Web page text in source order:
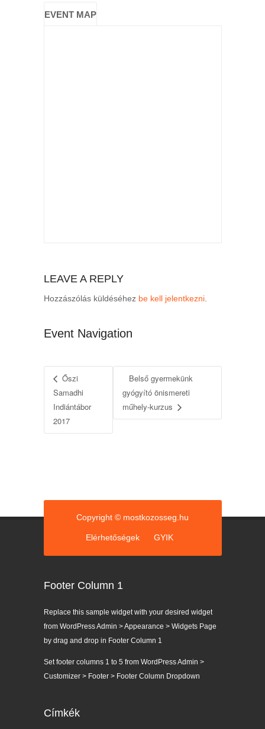
EVENT MAP
LEAVE A REPLY
Hozzászólás küldéséhez be kell jelentkezni.
Event Navigation
Őszi
Samadhi
Indiántábor
2017
Belső gyermekünk
gyógyító önismereti
műhely-kurzus
Copyright © mostkozosseg.hu
Elérhetőségek GYIK
Footer Column 1
Replace this sample widget with your desired widget
from WordPress Admin > Appearance > Widgets Page
by drag and drop in Footer Column 1
Set footer columns 1 to 5 from WordPress Admin >
Customizer > Footer > Footer Column Dropdown
Címkék